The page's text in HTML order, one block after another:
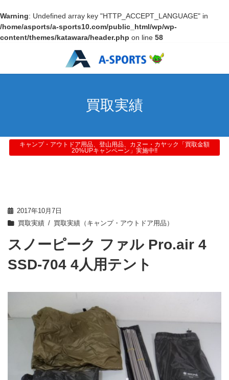
Warning: Undefined array key "HTTP_ACCEPT_LANGUAGE" in
/home/asports/a-sports10.com/public_html/wp/wp-
content/themes/katawara/header.php on line 58
買取実績
キャンプ・アウトドア用品、登山用品、カヌー・カヤック「買取金額
20%UPキャンペーン」実施中!!
2017年10月7日
買取実績
買取実績（キャンプ・アウトドア用品）
スノーピーク ファル Pro.air 4
SSD-704 4人用テント